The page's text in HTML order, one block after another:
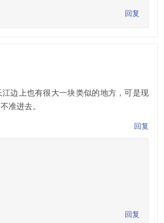
回复
边上也有很大一块类似的地方，可是现
准进去。
回复
回复